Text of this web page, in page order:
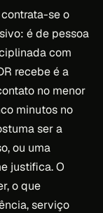
se o
é de pessoa
com
recebe é a
no menor
minutos no
ser a
ou uma
justifica. O
o que
serviço